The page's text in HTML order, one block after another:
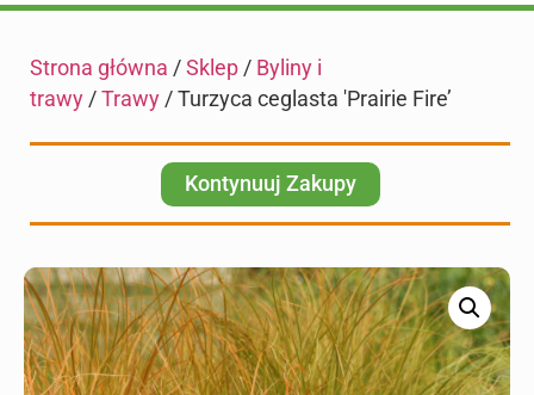
Strona główna / Sklep / Byliny i
trawy / Trawy / Turzyca ceglasta 'Prairie Fire’
Kontynuuj Zakupy